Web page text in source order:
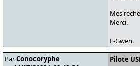
Mes
Merci.
E-Gwen.
ParConocoryphe
Pilote